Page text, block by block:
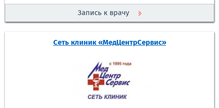
Запись к врачу
Сеть клиник «МедЦентрСервис»